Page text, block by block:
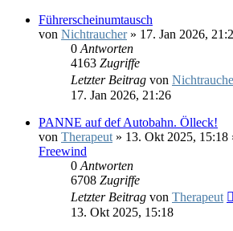
Führerscheinumtausch
von Nichtraucher» 17. Jan 2026,
0 Antworten
4163 Zugriffe
Letzter Beitrag von
17. Jan 2026, 21:26
PANNE auf def Autobahn. Ölleck!
von Therapeut » 13. Okt 2025, 15:18
Freewind
0 Antworten
6708 Zugriffe
Letzter Beitrag von Therapeut
13. Okt 2025, 15:18